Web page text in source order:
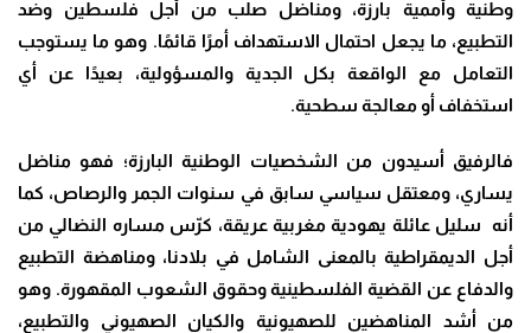
وطنية وأممية بارزة، ومناضل صلب من أجل فلسطين وضد
التطبيع، ما يجعل احتمال الاستهداف أمرًا قائمًا. وهو ما يستوجب
التعامل مع الواقعة بكل الجدية والمسؤولية، بعيدًا عن أي
استخفاف أو معالجة سطحية.
فالرفيق أسيدون من الشخصيات الوطنية البارزة؛ فهو مناضل
يساري، ومعتقل سياسي سابق في سنوات الجمر والرصاص، كما
أنه سليل عائلة يهودية مغربية عريقة، كرّس مساره النضالي من
أجل الديمقراطية بالمعنى الشامل في بلادنا، ومناهضة التطبيع
والدفاع عن القضية الفلسطينية وحقوق الشعوب المقهورة. وهو
من أشد المناهضين للصهيونية والكيان الصهيوني والتطبيع،